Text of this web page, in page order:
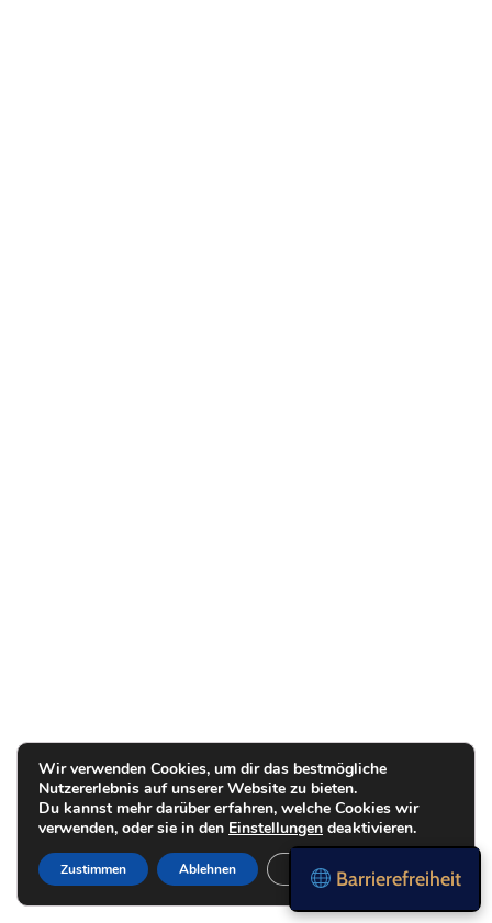
Barrierefreiheit
Wir verwenden Cookies, um dir das bestmögliche
Nutzererlebnis auf unserer Website zu bieten.
Du kannst mehr darüber erfahren, welche Cookies wir
verwenden, oder sie in den Einstellungen deaktivieren.
Zustimmen Ablehnen Einstellungen